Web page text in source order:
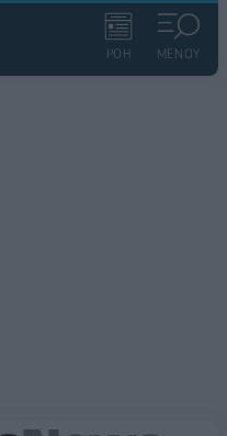
ΡΟΗ ΜΕΝΟΥ